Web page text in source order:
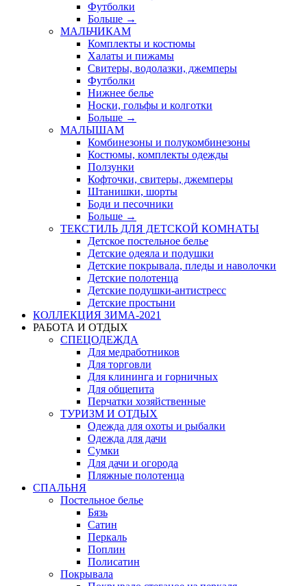
Футболки
Больше →
МАЛЬЧИКАМ
Комплекты и костюмы
Халаты и пижамы
Свитеры, водолазки, джемперы
Футболки
Нижнее белье
Носки, гольфы и колготки
Больше →
МАЛЫШАМ
Комбинезоны и полукомбинезоны
Костюмы, комплекты одежды
Ползунки
Кофточки, свитеры, джемперы
Штанишки, шорты
Боди и песочники
Больше →
ТЕКСТИЛЬ ДЛЯ ДЕТСКОЙ КОМНАТЫ
Детское постельное белье
Детские одеяла и подушки
Детские покрывала, пледы и наволочки
Детские полотенца
Детские подушки-антистресс
Детские простыни
КОЛЛЕКЦИЯ ЗИМА-2021
РАБОТА И ОТДЫХ
СПЕЦОДЕЖДА
Для медработников
Для торговли
Для клининга и горничных
Для общепита
Перчатки хозяйственные
ТУРИЗМ И ОТДЫХ
Одежда для охоты и рыбалки
Одежда для дачи
Сумки
Для дачи и огорода
Пляжные полотенца
СПАЛЬНЯ
Постельное белье
Бязь
Сатин
Перкаль
Поплин
Полисатин
Покрывала